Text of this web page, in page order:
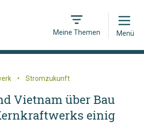
Meine Themen
Open
Menü
• Stromzukunft
Vietnam über Bau
einig